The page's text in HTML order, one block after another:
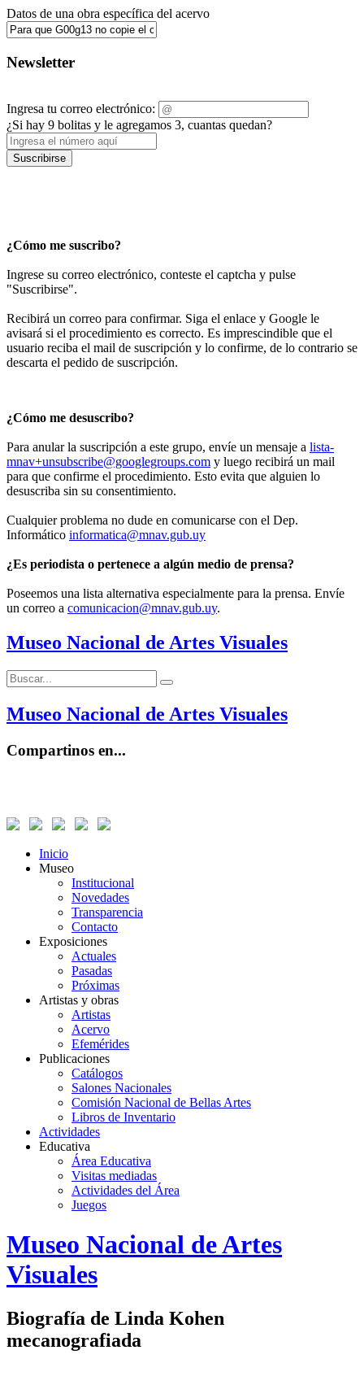
Datos de una obra específica del acervo
Newsletter
Ingresa tu correo electrónico:
¿Si hay 9 bolitas y le agregamos 3, cuantas quedan?
Suscribirse
¿Cómo me suscribo?
Ingrese su correo electrónico, conteste el captcha y pulse
"Suscribirse".
Recibirá un correo para confirmar. Siga el enlace y Google le
avisará si el procedimiento es correcto. Es imprescindible que el
usuario reciba el mail de suscripción y lo confirme, de lo contrario se
descarta el pedido de suscripción.
¿Cómo me desuscribo?
Para anular la suscripción a este grupo, envíe un mensaje a lista-
mnav+unsubscribe@googlegroups.com y luego recibirá un mail
para que confirme el procedimiento. Esto evita que alguien lo
desuscriba sin su consentimiento.
Cualquier problema no dude en comunicarse con el Dep.
Informático informatica@mnav.gub.uy
¿Es periodista o pertenece a algún medio de prensa?
Poseemos una lista alternativa especialmente para la prensa. Envíe
un correo a comunicacion@mnav.gub.uy.
Museo Nacional de Artes Visuales
Buscar:
Buscar
Museo Nacional de Artes Visuales
Compartinos en...
Inicio
Museo
Institucional
Novedades
Transparencia
Contacto
Exposiciones
Actuales
Pasadas
Próximas
Artistas y obras
Artistas
Acervo
Efemérides
Publicaciones
Catálogos
Salones Nacionales
Comisión Nacional de Bellas Artes
Libros de Inventario
Actividades
Educativa
Área Educativa
Visitas mediadas
Actividades del Área
Juegos
Logo
MNAV
Museo Nacional de Artes
Visuales
Biografía de Linda Kohen
mecanografiada